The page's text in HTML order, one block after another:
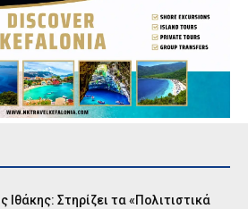
Ιθάκης: Στηρίζει τα «Πολιτιστικά